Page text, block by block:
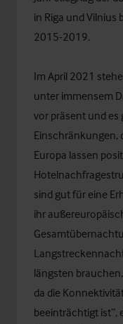
in Riga und Vilnius
2015-2019.
Im April 2021
unter immensem
vor präsent und es
Einschränkungen,
Europa lassen
sind gut für eine
ihr
längsten
da die
beeinträchtigt ist“,